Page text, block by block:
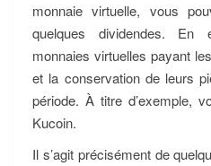
monnaie virtuelle, vous
quelques dividendes.
monnaies virtuelles payant
et la conservation de leurs
période. À titre d’exemple,
Kucoin.
Il s’agit précisément de